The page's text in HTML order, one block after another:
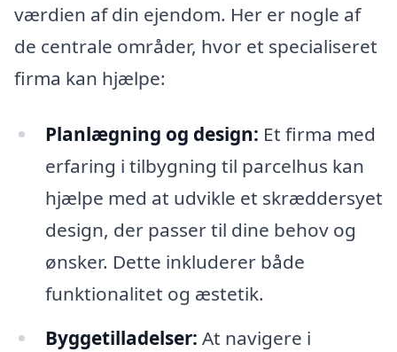
værdien af din ejendom. Her er nogle af
de centrale områder, hvor et specialiseret
firma kan hjælpe:
Planlægning og design: Et firma med
erfaring i tilbygning til parcelhus kan
hjælpe med at udvikle et skræddersyet
design, der passer til dine behov og
ønsker. Dette inkluderer både
funktionalitet og æstetik.
Byggetilladelser: At navigere i